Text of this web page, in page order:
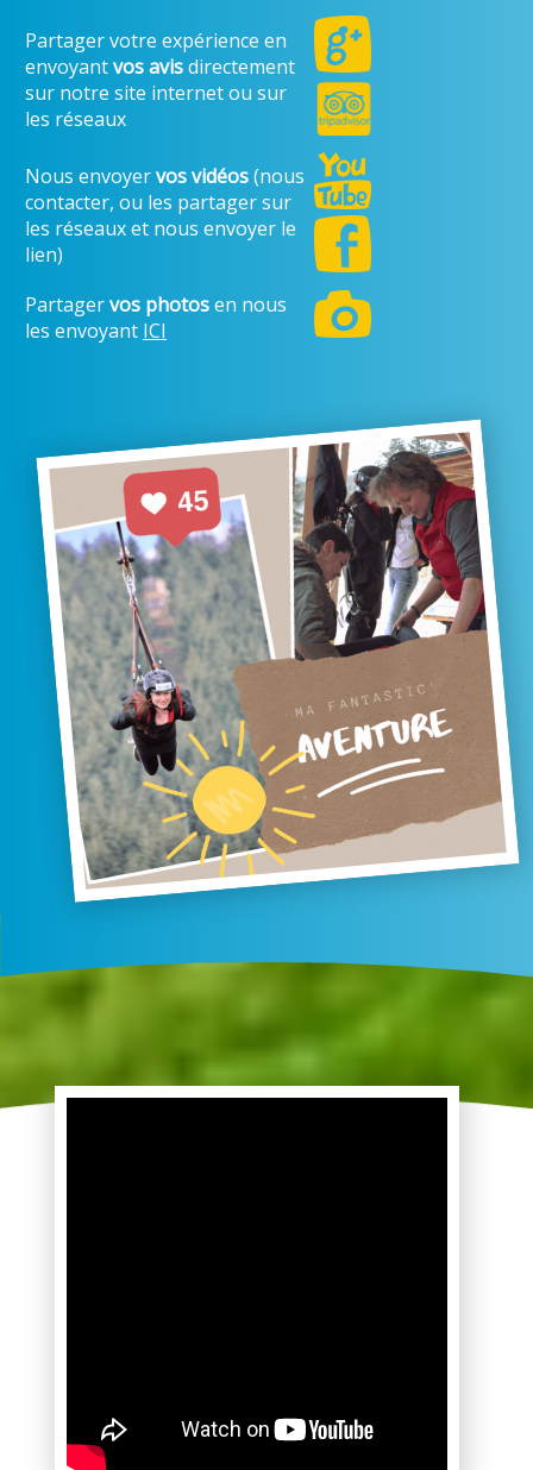
Partager votre expérience en
envoyantvos avisdirectement
sur notre site internet ou sur
les réseaux
Nous envoyervos vidéos(nous
contacter, ou les partager sur
les réseaux et nous envoyer le
lien)
Partagervos photosen nous
les envoyant ICI